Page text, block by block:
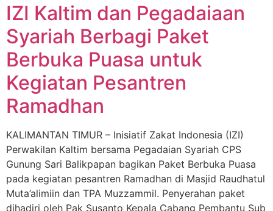
IZI Kaltim dan Pegadaiaan
Syariah Berbagi Paket
Berbuka Puasa untuk
Kegiatan Pesantren
Ramadhan
KALIMANTAN TIMUR – Inisiatif Zakat Indonesia (IZI)
Perwakilan Kaltim bersama Pegadaian Syariah CPS
Gunung Sari Balikpapan bagikan Paket Berbuka Puasa
pada kegiatan pesantren Ramadhan di Masjid Raudhatul
Muta’alimiin dan TPA Muzzammil. Penyerahan paket
dihadiri oleh Pak Susanto Kepala Cabang Pembantu Sub